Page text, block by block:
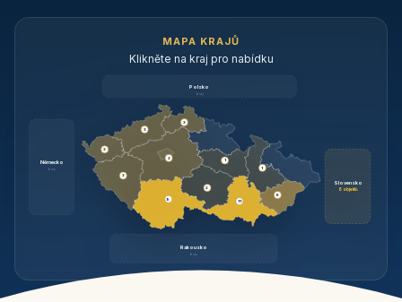
MAPA KRAJŮ
Klikněte na kraj pro nabídku
Polsko
brzy
Německo
brzy
Slovensko
6 objektů
Rakousko
brzy
3
9
3
3
3
3
1
2
11
1
6